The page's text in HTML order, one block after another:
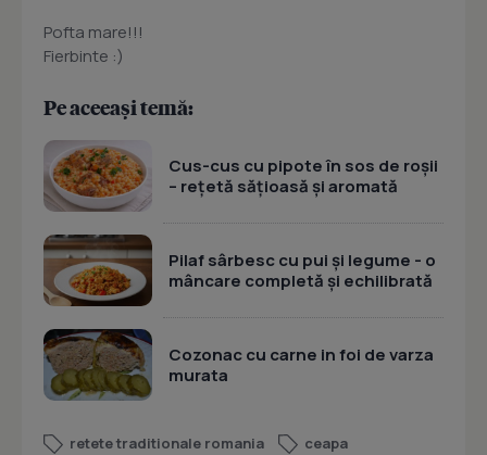
Pofta mare!!!
Fierbinte :)
Pe aceeași temă:
Cus-cus cu pipote în sos de roșii
– rețetă sățioasă și aromată
Pilaf sârbesc cu pui și legume - o
mâncare completă și echilibrată
Cozonac cu carne in foi de varza
murata
retete traditionale romania
ceapa